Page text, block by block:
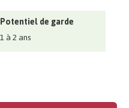
Potentiel de garde
1 à 2 ans